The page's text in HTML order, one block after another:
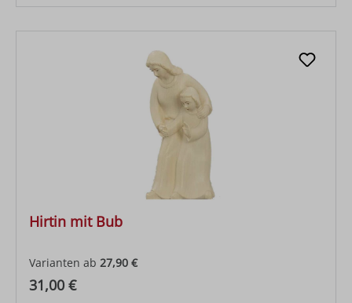
Hirtin mit Bub
Varianten ab 27,90 €
Regulärer Preis:
31,00 €